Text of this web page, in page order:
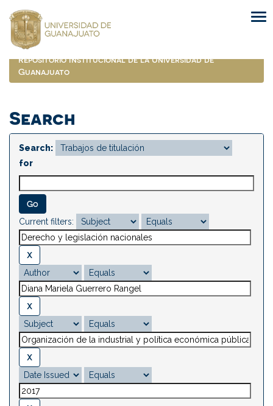
navigation
Repositorio Institucional de la Universidad de
Guanajuato
Search
Search:
for
Current filters: